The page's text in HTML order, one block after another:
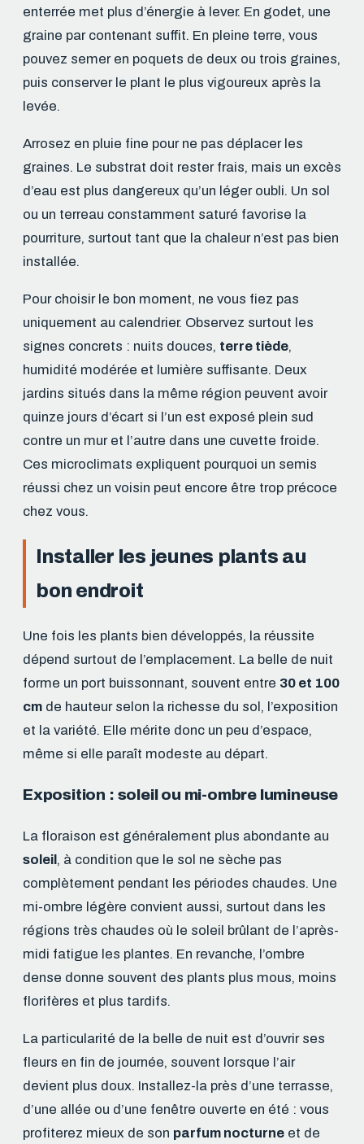
enterrée met plus d’énergie à lever. En godet, une
graine par contenant suffit. En pleine terre, vous
pouvez semer en poquets de deux ou trois graines,
puis conserver le plant le plus vigoureux après la
levée.
Arrosez en pluie fine pour ne pas déplacer les
graines. Le substrat doit rester frais, mais un excès
d’eau est plus dangereux qu’un léger oubli. Un sol
ou un terreau constamment saturé favorise la
pourriture, surtout tant que la chaleur n’est pas bien
installée.
Pour choisir le bon moment, ne vous fiez pas
uniquement au calendrier. Observez surtout les
signes concrets : nuits douces, terre tiède,
humidité modérée et lumière suffisante. Deux
jardins situés dans la même région peuvent avoir
quinze jours d’écart si l’un est exposé plein sud
contre un mur et l’autre dans une cuvette froide.
Ces microclimats expliquent pourquoi un semis
réussi chez un voisin peut encore être trop précoce
chez vous.
Installer les jeunes plants au
bon endroit
Une fois les plants bien développés, la réussite
dépend surtout de l’emplacement. La belle de nuit
forme un port buissonnant, souvent entre 30 et 100
cm de hauteur selon la richesse du sol, l’exposition
et la variété. Elle mérite donc un peu d’espace,
même si elle paraît modeste au départ.
Exposition : soleil ou mi-ombre lumineuse
La floraison est généralement plus abondante au
soleil, à condition que le sol ne sèche pas
complètement pendant les périodes chaudes. Une
mi-ombre légère convient aussi, surtout dans les
régions très chaudes où le soleil brûlant de l’après-
midi fatigue les plantes. En revanche, l’ombre
dense donne souvent des plants plus mous, moins
florifères et plus tardifs.
La particularité de la belle de nuit est d’ouvrir ses
fleurs en fin de journée, souvent lorsque l’air
devient plus doux. Installez-la près d’une terrasse,
d’une allée ou d’une fenêtre ouverte en été : vous
profiterez mieux de son parfum nocturne et de